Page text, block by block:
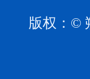
版权：©